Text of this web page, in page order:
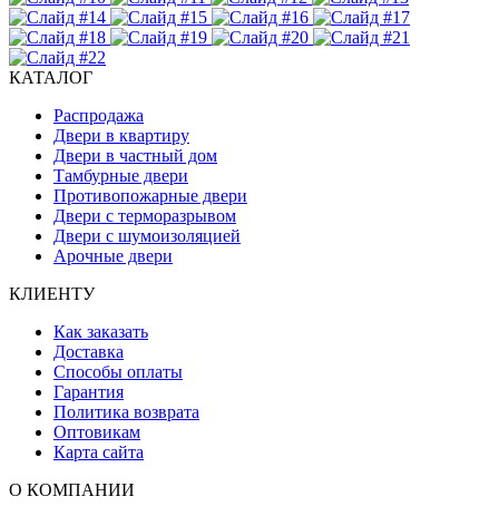
КАТАЛОГ
Распродажа
Двери в квартиру
Двери в частный дом
Тамбурные двери
Противопожарные двери
Двери с терморазрывом
Двери с шумоизоляцией
Арочные двери
КЛИЕНТУ
Как заказать
Доставка
Способы оплаты
Гарантия
Политика возврата
Оптовикам
Карта сайта
О КОМПАНИИ